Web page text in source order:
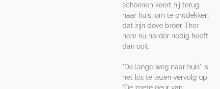
schoenen keert hij terug
naar huis, om te ontdekken
dat zijn dove broer Thor
hem nu harder nodig heeft
dan ooit.
"De lange weg naar huis' is
het los te lezen vervolg op
"De zoete geur van